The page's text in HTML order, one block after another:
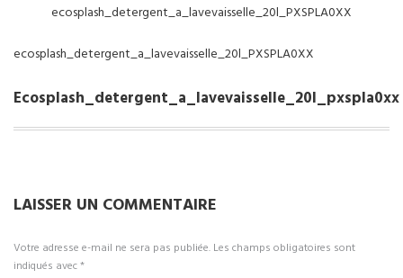
ecosplash_detergent_a_lavevaisselle_20l_PXSPLA0XX
ecosplash_detergent_a_lavevaisselle_20l_PXSPLA0XX
Ecosplash_detergent_a_lavevaisselle_20l_pxspla0xx
LAISSER UN COMMENTAIRE
Votre adresse e-mail ne sera pas publiée. Les champs obligatoires sont
indiqués avec*